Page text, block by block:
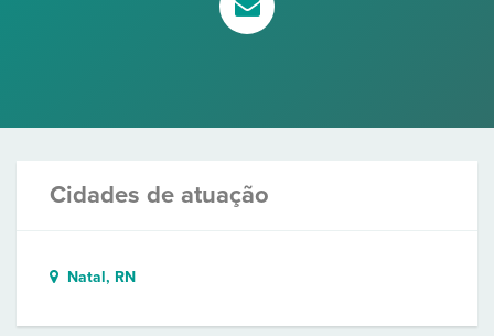
Cidades de atuação
Natal, RN